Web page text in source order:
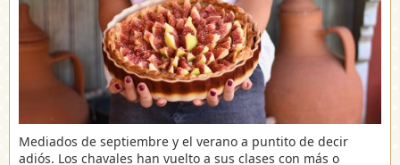
Mediados de septiembre y el verano a puntito de decir
adiós. Los chavales han vuelto a sus clases con más o